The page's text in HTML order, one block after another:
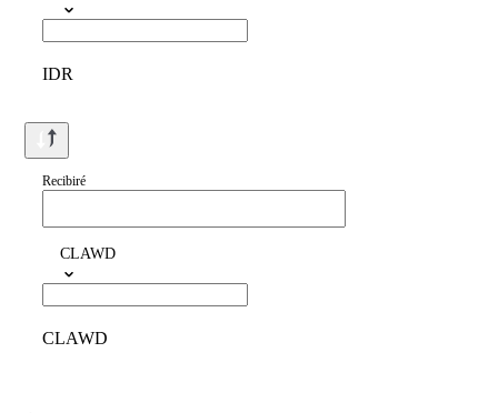
IDR
Recibiré
CLAWD
CLAWD